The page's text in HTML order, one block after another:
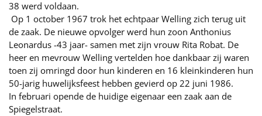
38 werd voldaan.
Op 1 october 1967 trok het echtpaar Welling zich terug uit
de zaak. De nieuwe opvolger werd hun zoon Anthonius
Leonardus -43 jaar- samen met zijn vrouw Rita Robat. De
heer en mevrouw Welling vertelden hoe dankbaar zij waren
toen zij omringd door hun kinderen en 16 kleinkinderen hun
50-jarig huwelijksfeest hebben gevierd op 22 juni 1986.
In februari opende de huidige eigenaar een zaak aan de
Spiegelstraat.